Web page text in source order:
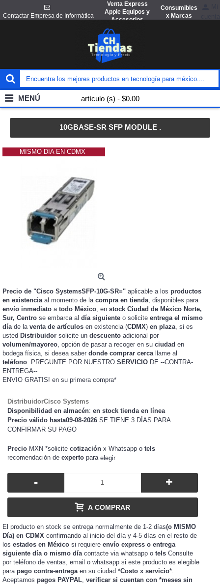
Contactar Empresa de Informática
Venta Express
Apple Equipos y
Accesorios
Consumibles
x Marcas
artículo (s) - $0.00
MENÚ
10GBASE-SR SFP MODULE .
MISMO DIA EN CDMX
Precio de "Cisco SystemsSFP-10G-SR=" aplicable a los productos
en existenciaal momento de la compra en tienda, disponibles para
envío inmediato a todo México, en stock Ciudad de México Norte,
Sur, Centro se embarca al día siguiente o solicite entrega el mismo
díade la venta de artículos en existencia (CDMX) en plaza, si es
usted Distribuidor solicite un descuento adicional por
volumen/mayoreo, opción de pasar a recoger en su ciudad en
bodega física, si desea saber donde comprar cercallame al
teléfono. PREGUNTE POR NUESTRO SERVICIO DE --CONTRA-
ENTREGA--
ENVIO GRATIS! en su primera compra*
DistribuidorCisco Systems
Disponibilidad en almacén: en stock tienda en línea
Precio válido hasta09-08-2026 SE TIENE 3 DÍAS PARA
CONFIRMAR SU PAGO
Precio MXN *solicite cotización x Whatsapp o tels
recomendación de experto para elegir
- +
A COMPRAR
El producto en stock se entrega normalmente de 1-2 días(o MISMO
Día) en CDMX confirmando al inicio del día y 4-5 días en el resto de
los estados en México si requiere envío express o entrega
siguiente día o mismo día contacte via whatsapp o tels Consulte
por teléfono de ventas, email o whatsapp si este producto es elegible
para pago contra-entrega en su ciudad *Costo x servicio*.
Aceptamos pagos PAYPAL verificar si cuentan con *meses sin